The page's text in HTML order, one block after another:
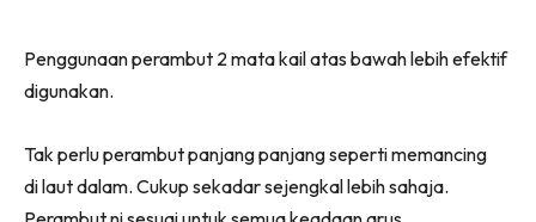
Penggunaan perambut 2 mata kail atas bawah lebih efektif
digunakan.
Tak perlu perambut panjang panjang seperti memancing
di laut dalam. Cukup sekadar sejengkal lebih sahaja.